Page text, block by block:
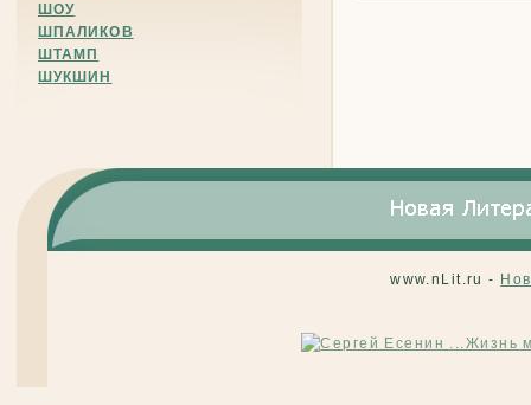
ШОУ
ШПАЛИКОВ
ШТАМП
ШУКШИН
www.nLit.ru -